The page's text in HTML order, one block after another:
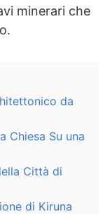
minerari che
da
Chiesa Su una
Città di
di Kiruna